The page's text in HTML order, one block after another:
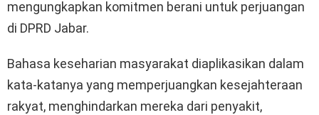
mengungkapkan komitmen berani untuk perjuangan
di DPRD Jabar.
Bahasa keseharian masyarakat diaplikasikan dalam
kata-katanya yang memperjuangkan kesejahteraan
rakyat, menghindarkan mereka dari penyakit,